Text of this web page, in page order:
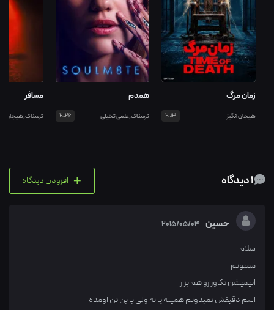
زمان مرگ
هیجان انگیز 2013
همدم
ترسناک,علمی تخیلی 2026
مسافر
ترسناک,هیجان
+ افزودن دیدگاه
حسین 2015/05/04
سلام
ممنونم
انیمیشن تکاور رو هم بزار
اسم دقیقش نمیدونم همینه یا نه ولی با بن تن اومده